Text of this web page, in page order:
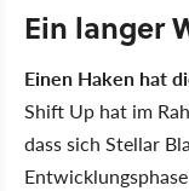
Ein langer
Einen Haken hat
Shift Up hat im
dass sich Stellar